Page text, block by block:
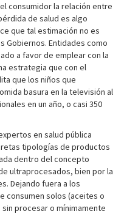
consumidor la relación entre
de salud es algo
que tal estimación no es
Gobiernos. Entidades como
a favor de emplear con la
estrategia que con el
que los niños que
basura en la televisión al
en un año, o casi 350
en salud pública
tipologías de productos
dentro del concepto
ultraprocesados, bien por la
Dejando fuera a los
consumen solos (aceites o
procesar o mínimamente